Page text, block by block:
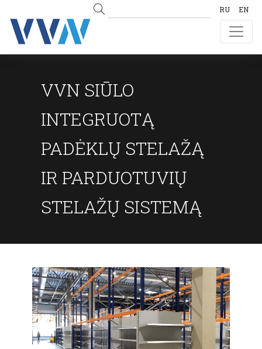
RU EN
VVN SIŪLO
INTEGRUOTĄ
PADĖKLŲ STELAŽĄ
IR PARDUOTUVIŲ
STELAŽŲ SISTEMĄ